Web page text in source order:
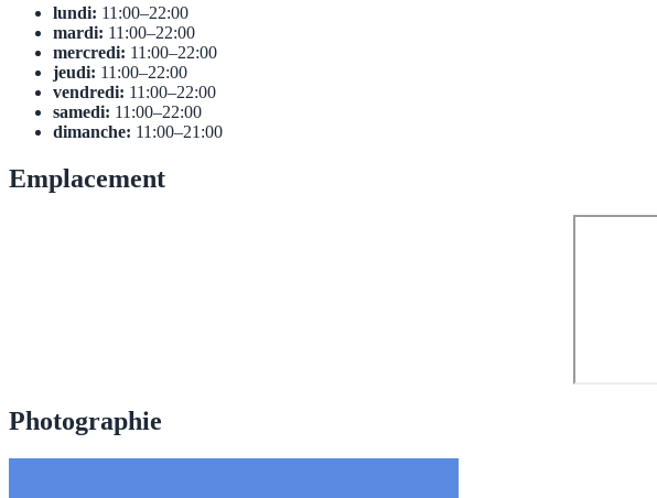
lundi: 11:00–22:00
mardi: 11:00–22:00
mercredi: 11:00–22:00
jeudi: 11:00–22:00
vendredi: 11:00–22:00
samedi: 11:00–22:00
dimanche: 11:00–21:00
Emplacement
Photographie